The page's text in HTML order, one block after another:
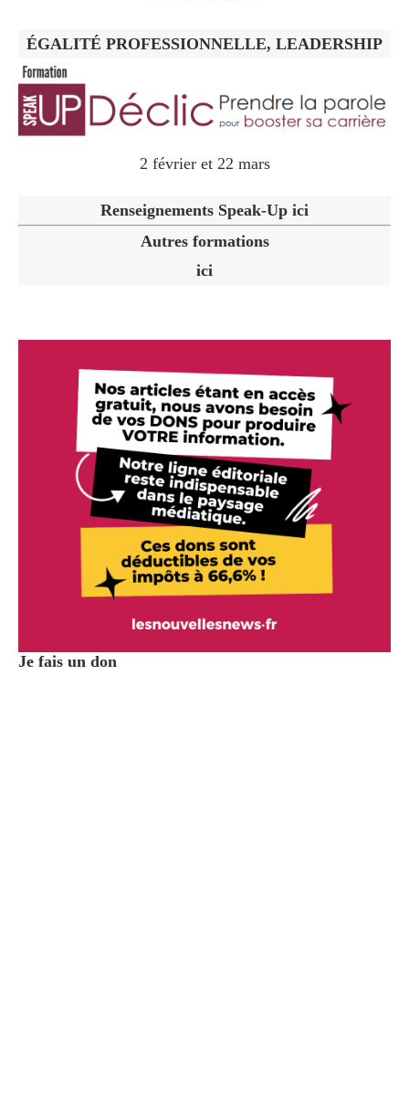
ÉGALITÉ PROFESSIONNELLE, LEADERSHIP
2 février et 22 mars
Renseignements Speak-Up ici
Autres formations
ici
Je fais un don